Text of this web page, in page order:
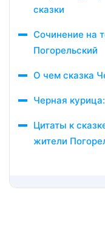
сказки
Сочинение на
Погорельский
О чем сказка
Черная
Цитаты к
жители